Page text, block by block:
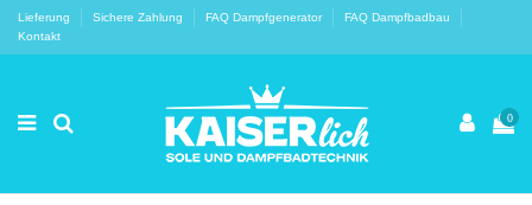
Lieferung Sichere Zahlung FAQ Dampfgenerator
FAQ Dampfbadbau
Kontakt
0